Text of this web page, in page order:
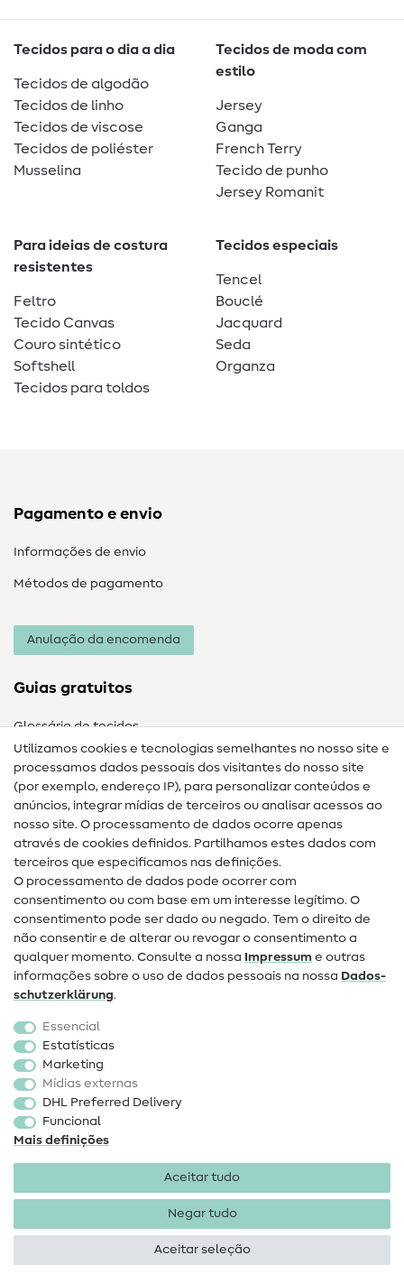
Tecidos para o dia a dia
Tecidos de algodão
Tecidos de linho
Tecidos de viscose
Tecidos de poliéster
Musselina
Tecidos de moda com
estilo
Jersey
Ganga
French Terry
Tecido de punho
Jersey Romanit
Para ideias de costura
resistentes
Feltro
Tecido Canvas
Couro sintético
Softshell
Tecidos para toldos
Tecidos especiais
Tencel
Bouclé
Jacquard
Seda
Organza
Pagamento e envio
Informações de envio
Métodos de pagamento
Anulação da encomenda
Guias gratuitos
Glossário de tecidos
Guias de costura
Ajuda e contacto
Contacto
Mudança de proprietário
Perguntas frequentes (FAQ)
Direito de cancelamento
Popular
Tecidos
Acessórios de costura
Promoção
Utilizamos cookies e tecnologias semelhantes no nosso site e
processamos dados pessoais dos visitantes do nosso site
(por exemplo, endereço IP), para personalizar conteúdos e
anúncios, integrar mídias de terceiros ou analisar acessos ao
nosso site. O processamento de dados ocorre apenas
através de cookies definidos. Partilhamos estes dados com
terceiros que especificamos nas definições.
O processamento de dados pode ocorrer com
consentimento ou com base em um interesse legítimo. O
consentimento pode ser dado ou negado. Tem o direito de
não consentir e de alterar ou revogar o consentimento a
qualquer momento. Consulte a nossa Impressum e outras
informações sobre o uso de dados pessoais na nossa Dados­
schutz­erklärung.
Essencial
Estatísticas
Marketing
Mídias externas
DHL Preferred Delivery
Funcional
Mais definições
Aceitar tudo
Negar tudo
Aceitar seleção
Proteção de dados
condições
Direito de rescisão
Direitos de autor 2026 SewIY GmbH